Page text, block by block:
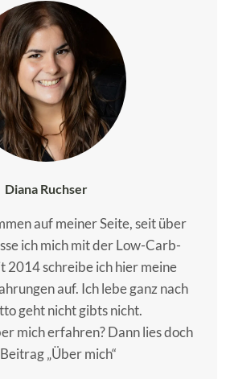
Diana Ruchser
auf meiner Seite, seit über
ich mich mit der Low-Carb-
2014 schreibe ich hier meine
auf. Ich lebe ganz nach
geht nicht gibts nicht.
mich erfahren? Dann lies doch
„Über mich“